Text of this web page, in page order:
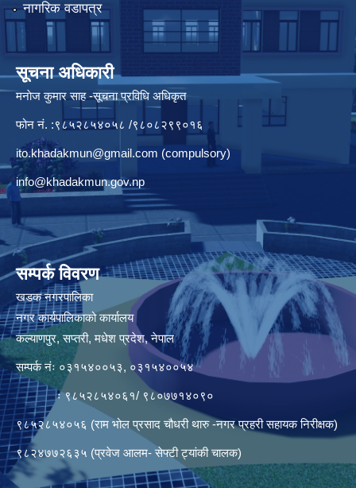
नागरिक वडापत्र
सूचना अधिकारी
मनाेज कुमार साह -सूचना प्रविधि अधिकृत
फोन नं. :९८५२८५४०५८ /९८०८२९९०१६
ito.khadakmun@gmail.com (compulsory)
info@khadakmun.gov.np
सम्पर्क विवरण
खडक नगरपालिका
नगर कार्यपालिकाको कार्यालय
कल्याणपुर, सप्तरी, मधेश प्रदेश, नेपाल
सम्पर्क नंः ०३१५४००५३, ०३१५४००५४
ः ९८५२८५४०६१/ ९८०७७१४०९०
९८५२८५४०५६ (राम भोल प्रसाद चौधरी थारु -नगर प्रहरी सहायक निरीक्षक)
९८२४७७२६३५ (प्रवेज आलम- सेफ्टी ट्यांकी चालक)